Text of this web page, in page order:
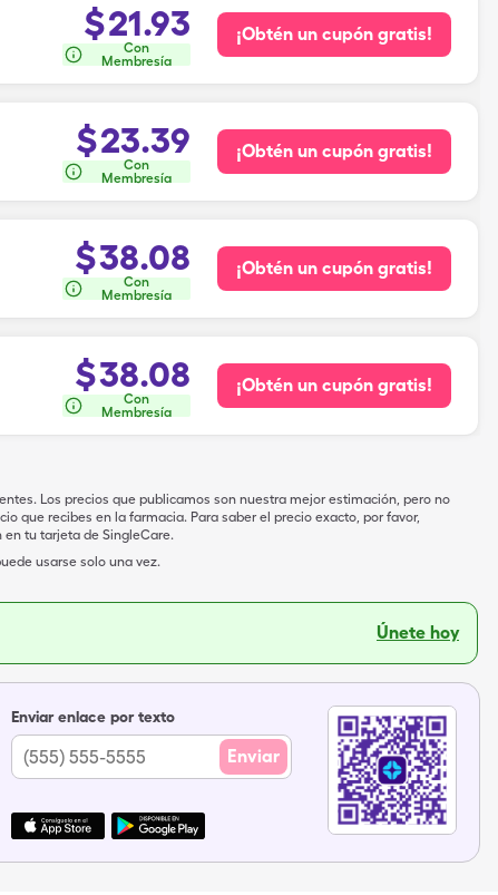
$21.93
Con
Membresía
¡Obtén un cupón gratis!
$23.39
Con
Membresía
¡Obtén un cupón gratis!
$38.08
Con
Membresía
¡Obtén un cupón gratis!
$38.08
Con
Membresía
¡Obtén un cupón gratis!
Los precios que publicamos son nuestra mejor estimación, pero no
que recibes en la farmacia. Para saber el precio exacto, por favor,
en tu tarjeta de SingleCare.
usarse solo una vez.
Únete hoy
Enviar enlace por texto
Enviar